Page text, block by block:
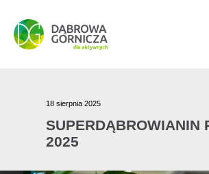
PRZEJDŹ DO MENU GŁÓWNEGO
PRZEJDŹ DO WYSZUKIWARKI
PRZEJDŹ DO TREŚCI
18 sierpnia 2025
SUPERDĄBROWIANIN
2025